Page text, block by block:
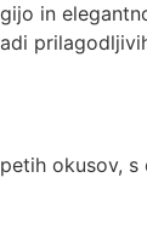
in
okusov,